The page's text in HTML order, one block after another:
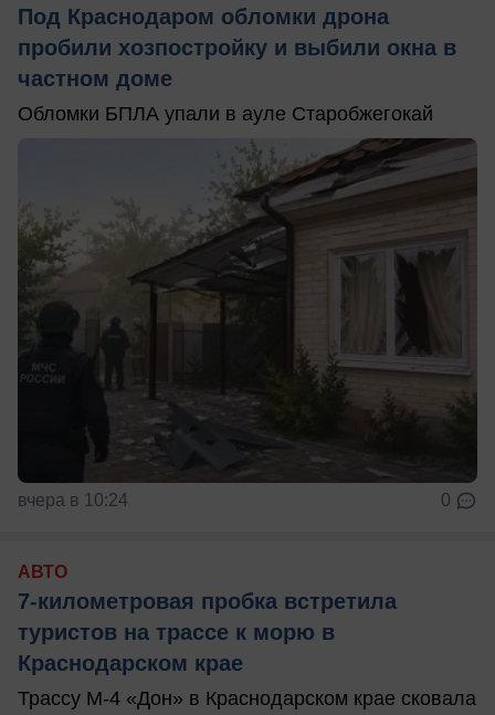
Под Краснодаром обломки дрона
пробили хозпостройку и выбили окна в
частном доме
Обломки БПЛА упали в ауле Старобжегокай
вчера в 10:24 0
АВТО
7-километровая пробка встретила
туристов на трассе к морю в
Краснодарском крае
Трассу М-4 «Дон» в Краснодарском крае сковала